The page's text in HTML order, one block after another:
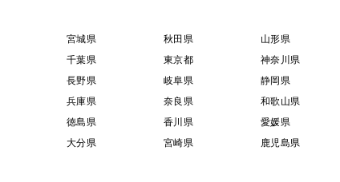
宮城県 秋田県
山形県
千葉県 東京都
神奈川県
長野県 岐阜県
静岡県
兵庫県 奈良県
和歌山県
徳島県 香川県
愛媛県
大分県 宮崎県 鹿児島県